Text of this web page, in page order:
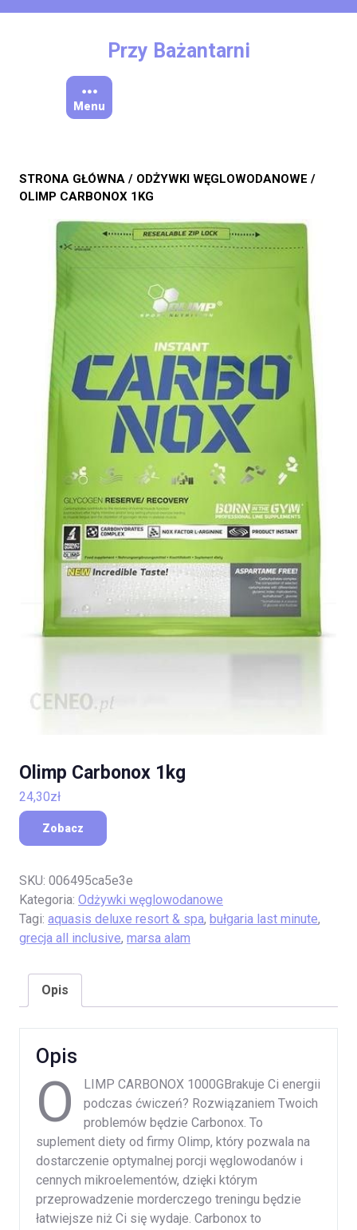
Przy Bażantarni
Menu
STRONA GŁÓWNA / ODŻYWKI WĘGLOWODANOWE /
OLIMP CARBONOX 1KG
Olimp Carbonox 1kg
24,30zł
Zobacz
SKU: 006495ca5e3e
Kategoria: Odżywki węglowodanowe
Tagi: aquasis deluxe resort & spa, bułgaria last minute,
grecja all inclusive, marsa alam
Opis
Opis
O
LIMP CARBONOX 1000GBrakuje Ci energii
podczas ćwiczeń? Rozwiązaniem Twoich
problemów będzie Carbonox. To
suplement diety od firmy Olimp, który pozwala na
dostarczenie optymalnej porcji węglowodanów i
cennych mikroelementów, dzięki którym
przeprowadzenie morderczego treningu będzie
łatwiejsze niż Ci się wydaje. Carbonox to